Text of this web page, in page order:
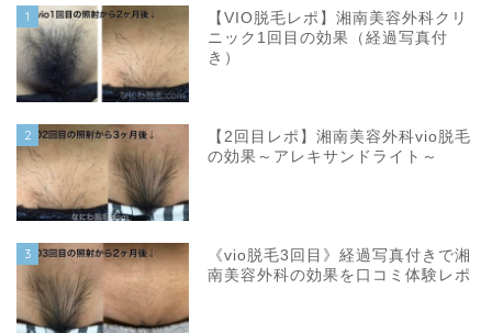
1
【VIO脱毛レポ】湘南美容外科クリ
ニック1回目の効果（経過写真付
き）
2
【2回目レポ】湘南美容外科vio脱毛
の効果～アレキサンドライト～
3
《vio脱毛3回目》経過写真付きで湘
南美容外科の効果を口コミ体験レポ